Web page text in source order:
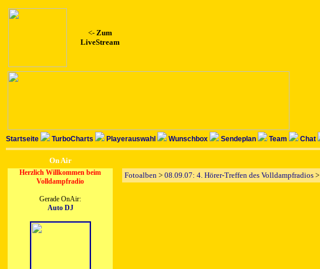
<- Zum
LiveStream
Startseite TurboCharts Playerauswahl Wunschbox Sendeplan Team Chat
On Air
Herzlich Willkommen beim
Volldampfradio
Gerade OnAir:
Auto DJ
Fotoalben > 08.09.07: 4. Hörer-Treffen des Volldampfradios >